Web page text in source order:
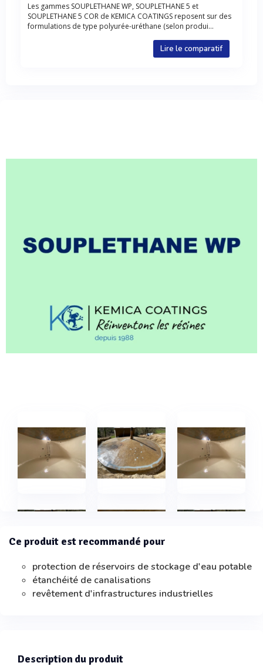
Ce produit est recommandé pour
protection de réservoirs de stockage d'eau potable
étanchéité de canalisations
revêtement d'infrastructures industrielles
Description du produit
Les gammes SOUPLETHANE WP, SOUPLETHANE 5 et
SOUPLETHANE 5 COR de KEMICA COATINGS reposent sur des
formulations de type polyurée-uréthane (selon produi...
Lire le comparatif